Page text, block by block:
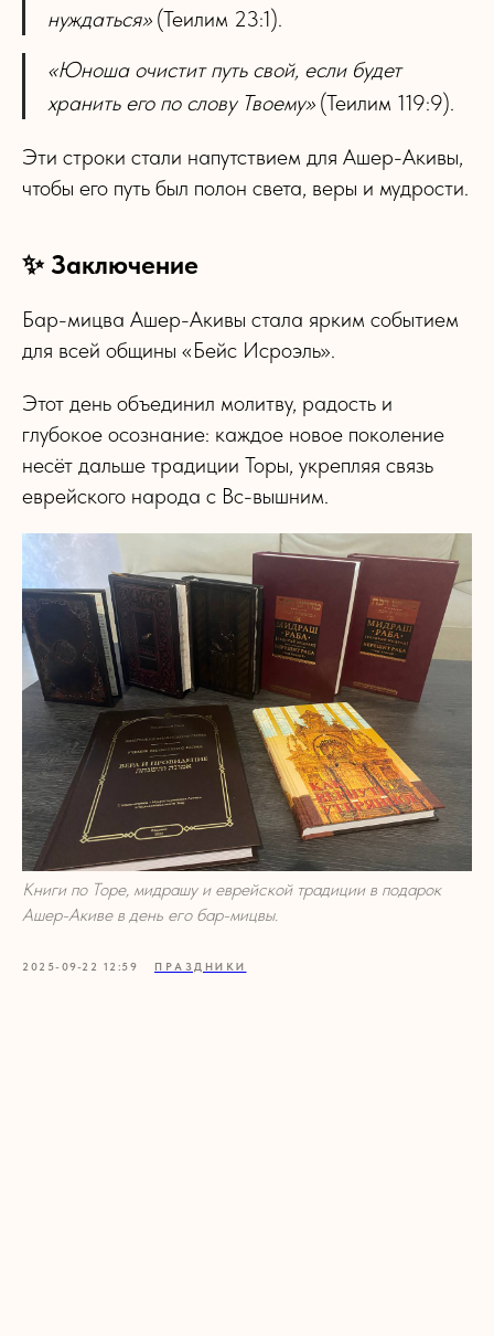
нуждаться»(Теилим 23:1).
«Юноша очистит путь свой, если будет
хранить его по слову Твоему»(Теилим 119:9).
Эти строки стали напутствием для Ашер-Акивы,
чтобы его путь был полон света, веры и мудрости.
✨ Заключение
Бар-мицва Ашер-Акивы стала ярким событием
для всей общины «Бейс Исроэль».
Этот день объединил молитву, радость и
глубокое осознание: каждое новое поколение
несёт дальше традиции Торы, укрепляя связь
еврейского народа с Вс-вышним.
Книги по Торе, мидрашу и еврейской традиции в подарок
Ашер-Акиве в день его бар-мицвы.
2025-09-22 12:59 ПРАЗДНИКИ